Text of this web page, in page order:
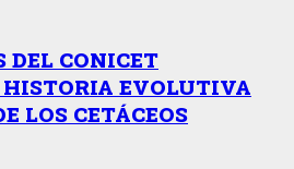
DEL CONICET
EVOLUTIVA
LOS CETÁCEOS